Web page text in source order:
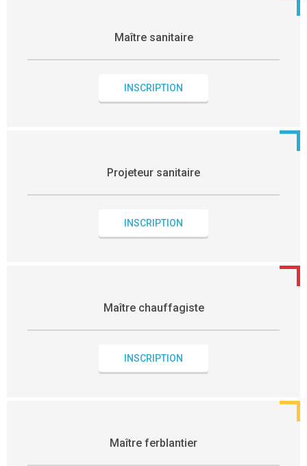
Maître sanitaire
INSCRIPTION
Projeteur sanitaire
INSCRIPTION
Maître chauffagiste
INSCRIPTION
Maître ferblantier